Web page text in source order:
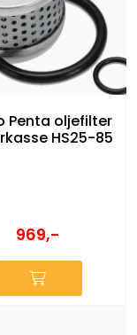
Penta oljefilter
HS25-85
969,-